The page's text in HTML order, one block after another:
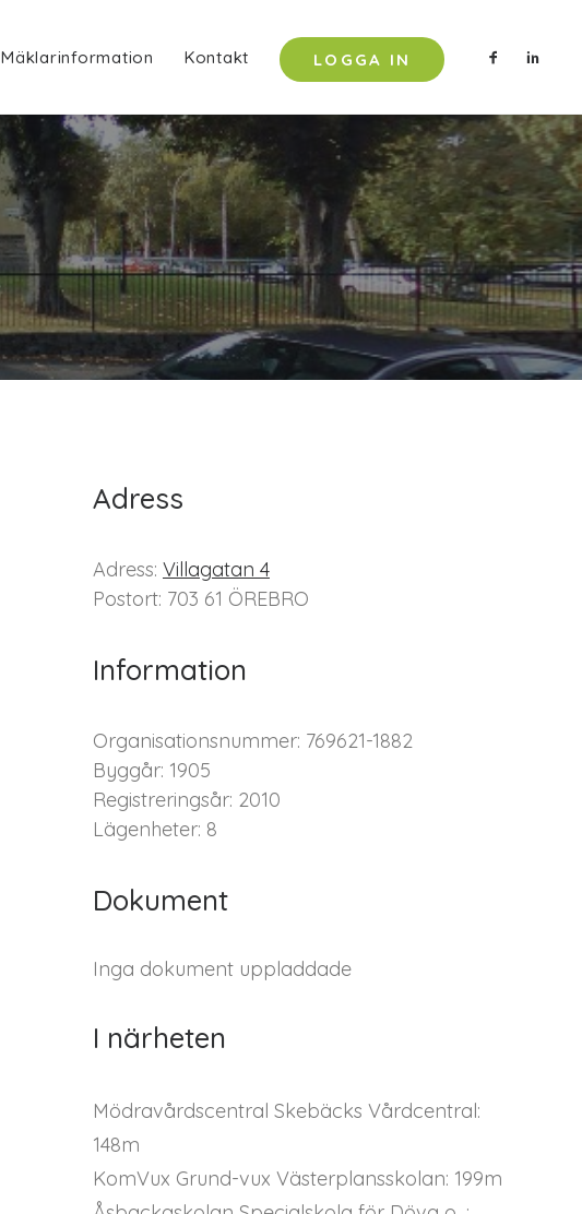
Mäklarinformation Kontakt LOGGA IN
Adress
Adress: Villagatan 4
Postort: 703 61 ÖREBRO
Information
Organisationsnummer: 769621-1882
Byggår: 1905
Registreringsår: 2010
Lägenheter: 8
Dokument
Inga dokument uppladdade
I närheten
Mödravårdscentral Skebäcks Vårdcentral:
148m
KomVux Grund-vux Västerplansskolan: 199m